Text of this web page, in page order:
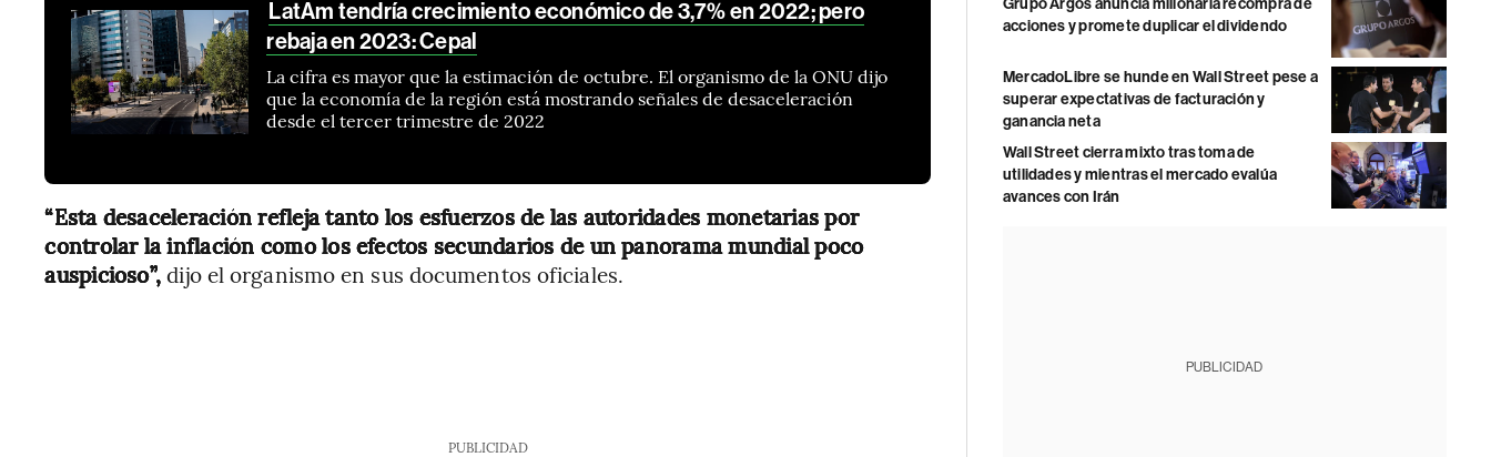
LatAm tendría crecimiento económico de 3,7% en 2022; pero
rebaja en 2023: Cepal
La cifra es mayor que la estimación de octubre. El organismo de la ONU dijo
que la economía de la región está mostrando señales de desaceleración
desde el tercer trimestre de 2022
“Esta desaceleración refleja tanto los esfuerzos de las autoridades monetarias por
controlar la inflación como los efectos secundarios de un panorama mundial poco
auspicioso”,dijo el organismo en sus documentos oficiales.
PUBLICIDAD
acciones y promete duplicar el dividendo
MercadoLibre se hunde en Wall Street pese a
superar expectativas de facturación y
ganancia neta
Wall Street cierra mixto tras toma de
utilidades y mientras el mercado evalúa
avances con Irán
PUBLICIDAD